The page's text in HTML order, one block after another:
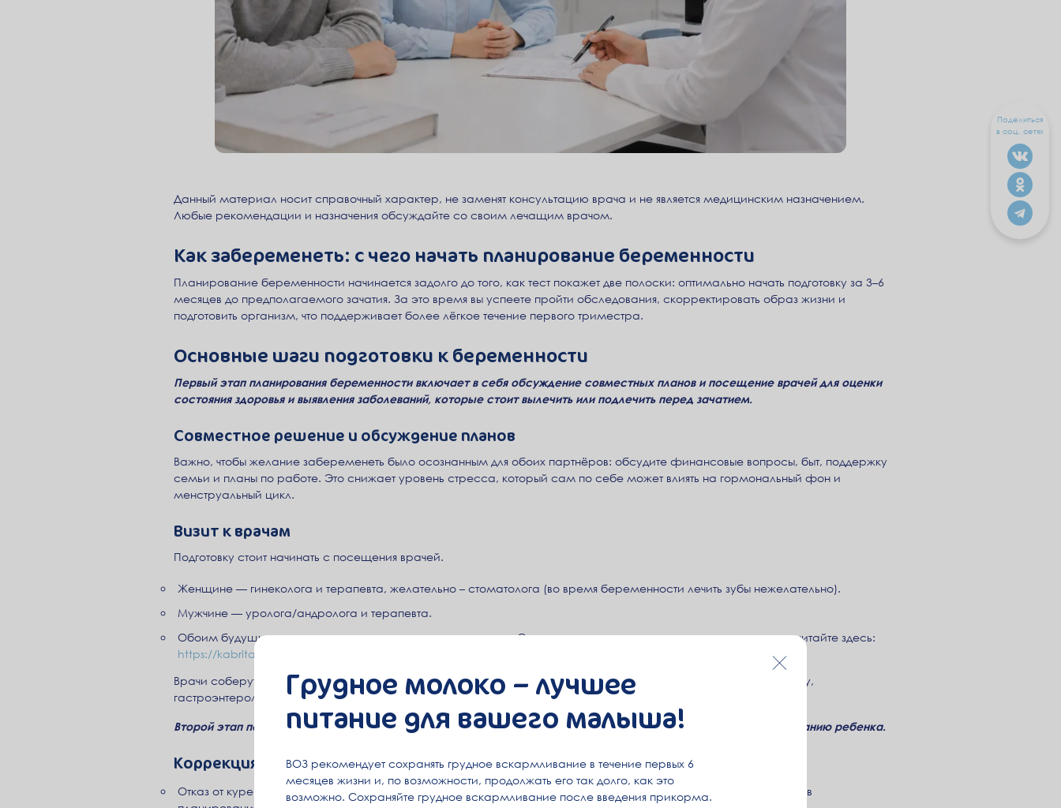
Данный материал носит справочный характер, не заменят консультацию врача и не является медицинским назначением.
Любые рекомендации и назначения обсуждайте со своим лечащим врачом.
Как забеременеть: с чего начать планирование беременности
Планирование беременности начинается задолго до того, как тест покажет две полоски: оптимально начать подготовку за 3–6
месяцев до предполагаемого зачатия. За это время вы успеете пройти обследования, скорректировать образ жизни и
подготовить организм, что поддерживает более лёгкое течение первого триместра.
Основные шаги подготовки к беременности
Первый этап планирования беременности включает в себя обсуждение совместных планов и посещение врачей для оценки
состояния здоровья и выявления заболеваний, которые стоит вылечить или подлечить перед зачатием.
Совместное решение и обсуждение планов
Важно, чтобы желание забеременеть было осознанным для обоих партнёров: обсудите финансовые вопросы, быт, поддержку
семьи и планы по работе. Это снижает уровень стресса, который сам по себе может влиять на гормональный фон и
менструальный цикл.
Визит к врачам
Подготовку стоит начинать с посещения врачей.
Женщине — гинеколога и терапевта, желательно – стоматолога (во время беременности лечить зубы нежелательно).
Мужчине — уролога/андролога и терапевта.
Обоим будущим родителям желательно посетить генетика. О том, чем вам может оказаться полезен генетик читайте здесь:
https://kabrita.ru/book/beremennym/chto-nuzhno-znat-mamam-i-papam-pro-genetiku/
Врачи соберут анамнезы, оценят хронические заболевания и при необходимости направят вас к эндокринологу,
гастроэнтерологу, кардиологу или к другим специалистам.
Второй этап подготовки беременности включает в себя практические шаги к подготовке к зачатию и вынашиванию ребенка.
Коррекция образа жизни
Отказ от курения и алкоголя минимум за 3 месяца до зачатия у обоих партнёров. Это один из важнейших шагов
Поделиться
в соц. сетях
Грудное молоко – лучшее
питание для вашего малыша!
ВОЗ рекомендует сохранять грудное вскармливание в течение первых 6
месяцев жизни и, по возможности, продолжать его так долго, как это
возможно. Сохраняйте грудное вскармливание после введения прикорма.